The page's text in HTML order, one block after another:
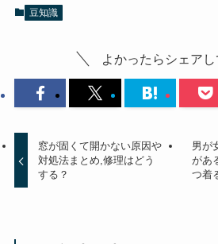
豆知識
よかったらシェアし
窓が固くて開かない原因や
対処法まとめ,修理はどう
する？
男が
があ
つ着